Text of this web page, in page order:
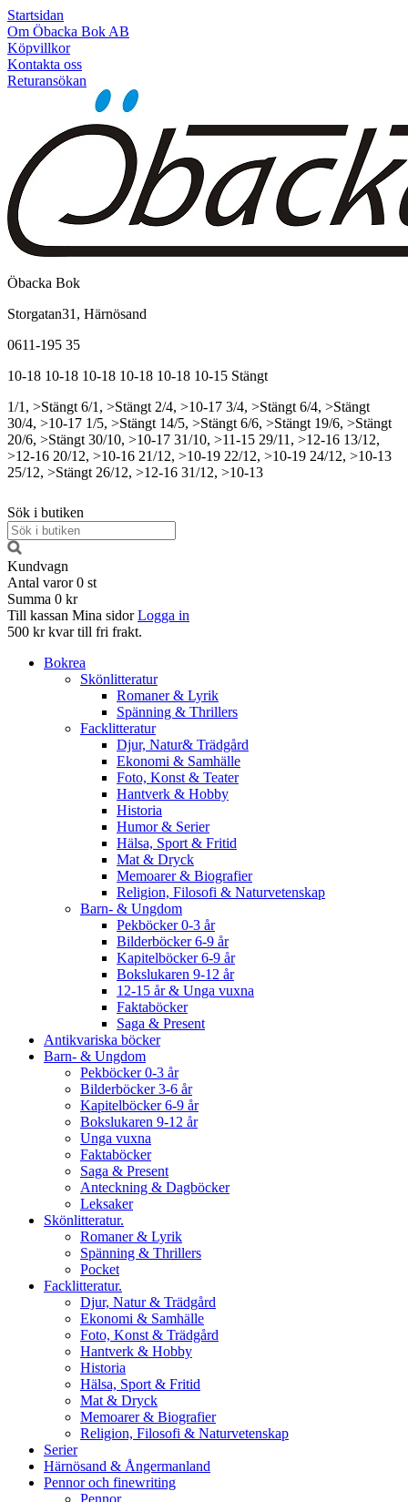
Startsidan
Om Öbacka Bok AB
Köpvillkor
Kontakta oss
Returansökan
Öbacka Bok
Storgatan31, Härnösand
0611-195 35
10-18 10-18 10-18 10-18 10-18 10-15 Stängt
1/1, >Stängt 6/1, >Stängt 2/4, >10-17 3/4, >Stängt 6/4, >Stängt
30/4, >10-17 1/5, >Stängt 14/5, >Stängt 6/6, >Stängt 19/6, >Stängt
20/6, >Stängt 30/10, >10-17 31/10, >11-15 29/11, >12-16 13/12,
>12-16 20/12, >10-16 21/12, >10-19 22/12, >10-19 24/12, >10-13
25/12, >Stängt 26/12, >12-16 31/12, >10-13
Sök i butiken
Kundvagn
Antal varor 0 st
Summa 0 kr
Till kassan Mina sidor Logga in
500 kr kvar till fri frakt.
Bokrea
Skönlitteratur
Romaner & Lyrik
Spänning & Thrillers
Facklitteratur
Djur, Natur& Trädgård
Ekonomi & Samhälle
Foto, Konst & Teater
Hantverk & Hobby
Historia
Humor & Serier
Hälsa, Sport & Fritid
Mat & Dryck
Memoarer & Biografier
Religion, Filosofi & Naturvetenskap
Barn- & Ungdom
Pekböcker 0-3 år
Bilderböcker 6-9 år
Kapitelböcker 6-9 år
Bokslukaren 9-12 år
12-15 år & Unga vuxna
Faktaböcker
Saga & Present
Antikvariska böcker
Barn- & Ungdom
Pekböcker 0-3 år
Bilderböcker 3-6 år
Kapitelböcker 6-9 år
Bokslukaren 9-12 år
Unga vuxna
Faktaböcker
Saga & Present
Anteckning & Dagböcker
Leksaker
Skönlitteratur.
Romaner & Lyrik
Spänning & Thrillers
Pocket
Facklitteratur.
Djur, Natur & Trädgård
Ekonomi & Samhälle
Foto, Konst & Trädgård
Hantverk & Hobby
Historia
Hälsa, Sport & Fritid
Mat & Dryck
Memoarer & Biografier
Religion, Filosofi & Naturvetenskap
Serier
Härnösand & Ångermanland
Pennor och finewriting
Pennor